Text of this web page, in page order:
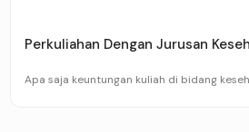
Perkuliahan Dengan Jurusan
Apa saja keuntungan kuliah di bidang